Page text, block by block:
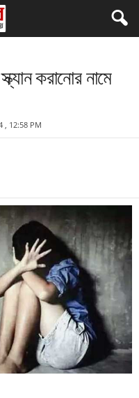
করানোর নামে
, 12:58 PM